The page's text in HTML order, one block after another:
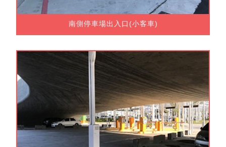
南側停車場出入口(小客車)